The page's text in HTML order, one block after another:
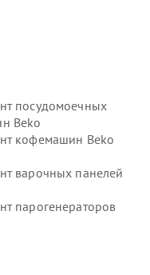
посудомоечных
Beko
кофемашин Beko
варочных панелей
парогенераторов
морозильных камер